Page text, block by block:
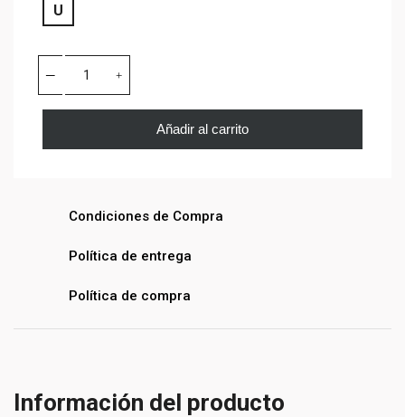
U
Añadir al carrito
Condiciones de Compra
Política de entrega
Política de compra
Información del producto